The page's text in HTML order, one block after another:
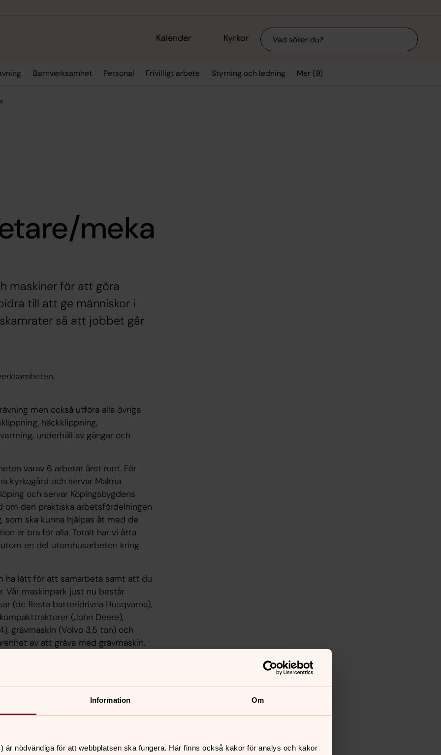
Information Om
är nödvändiga för att webbplatsen ska fungera. Här finns också kakor för analys och kakor
Kalender Kyrkor Sök
Barnverksamhet Personal Frivilligt arbete Styrning och ledning Mer (9)
meka
maskiner för att göra
till att ge människor i
så att jobbet går
men också utföra alla övriga
häckklippning,
underhåll av gångar och
varav 6 arbetar året runt. För
kyrkogård och servar Malma
och servar Köpingsbygdens
om den praktiska arbetsfördelningen
ska kunna hjälpas åt med de
är bra för alla. Totalt har vi åtta
en del utomhusarbeten kring
ha lätt för att samarbeta samt att du
Vår maskinpark just nu består
(de flesta batteridrivna Husqvarna),
(John Deere),
grävmaskin (Volvo 3,5 ton) och
av att gräva med grävmaskin.
samt behörigheter som
heta arbeten, hög höjd, skylift,
utbildning eller liknande och du får
förutsätter att du delar Svenska